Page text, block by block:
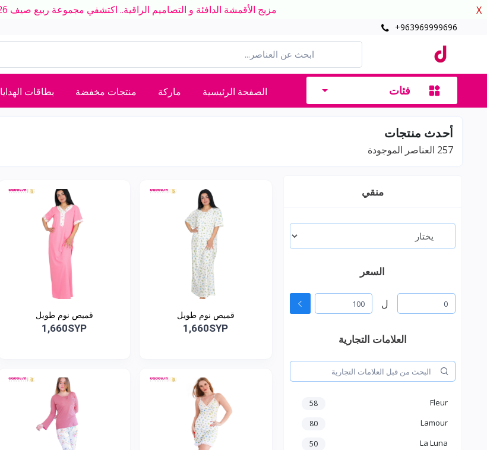
مزيج الأقمشة الدافئة و التصاميم الراقية.. اكتشفي مجموعة ربيع صيف 2026 الجديدة بلمسة عصرية X
+963969999696
فئات الصفحة الرئيسية ماركة منتجات مخفضة بطاقات الهدايا
أحدث منتجات
257 العناصر الموجودة
منقي
السعر
ل
العلامات التجارية
Fleur
58
Lamour
80
La Luna
50
قميص نوم طويل
1,660SYP
قميص نوم طويل
1,660SYP